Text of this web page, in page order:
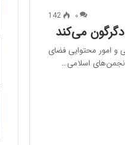
۰ 142
می‌کند
و امور محتوایی فضای
اسلامی…